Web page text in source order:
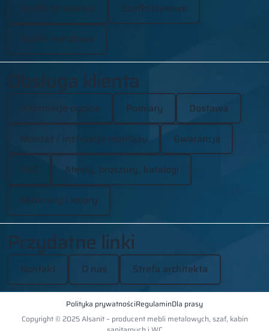
Szafki strażackie Szafki biurowe
Szafki metalowe
Obsługa klienta
Informacje ogólne Pomiary Dostawa
Montaż / instrukcje montażu Gwarancja
FAQ Atesty, broszury, katalogi
Materiały i kolory
Przydatne linki
Kontakt O nas Strefa architekta
Polityka prywatnościRegulaminDla prasy
Copyright © 2025 Alsanit – producent mebli metalowych, szaf, kabin